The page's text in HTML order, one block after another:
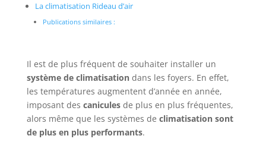
La climatisation Rideau d’air
Publications similaires :
Il est de plus fréquent de souhaiter installer un
système de climatisationdans les foyers. En effet,
les températures augmentent d’année en année,
imposant des caniculesde plus en plus fréquentes,
alors même que les systèmes de climatisation sont
de plus en plus performants.